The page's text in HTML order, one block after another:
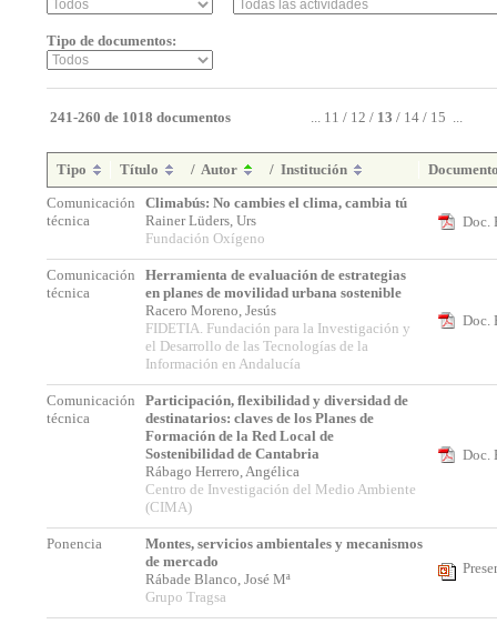
Tipo de documentos:
241-260 de 1018 documentos ... 11 / 12 / 13 / 14 / 15 ...
Tipo Título / Autor / Institución
Comunicación
técnica
Climabús: No cambies el clima, cambia tú
Rainer Lüders, Urs
Fundación Oxígeno
Doc.
Comunicación
técnica
Herramienta de evaluación de estrategias
en planes de movilidad urbana sostenible
Racero Moreno, Jesús
FIDETIA. Fundación para la Investigación y
el Desarrollo de las Tecnologías de la
Información en Andalucía
Doc.
Comunicación
técnica
Participación, flexibilidad y diversidad de
destinatarios: claves de los Planes de
Formación de la Red Local de
Sostenibilidad de Cantabria
Rábago Herrero, Angélica
Centro de Investigación del Medio Ambiente
(CIMA)
Doc.
Ponencia
Montes, servicios ambientales y mecanismos
de mercado
Rábade Blanco, José Mª
Grupo Tragsa